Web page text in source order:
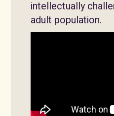
intellectually
adult population.